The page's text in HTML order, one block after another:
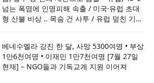
넘는 폭염에 인명피해 속출 / 미국·유럽 초대
형 산불 비상 ‥ 목숨 건 사투 / 유럽 덮친 기록
베네수엘라 강진 한 달, 사망 5300여명 • 부상
1만6천여명 • 이재민 1만7천여명 [7월 27일
현재] – NGO들과 기독교계 지원 이어져